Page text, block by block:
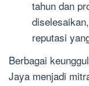
tahun dan
reputasi
Berbagai
Jaya menjadi